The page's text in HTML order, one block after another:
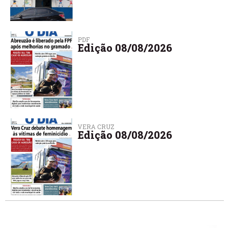
PDF
Edição 08/08/2026
VERA CRUZ
Edição 08/08/2026